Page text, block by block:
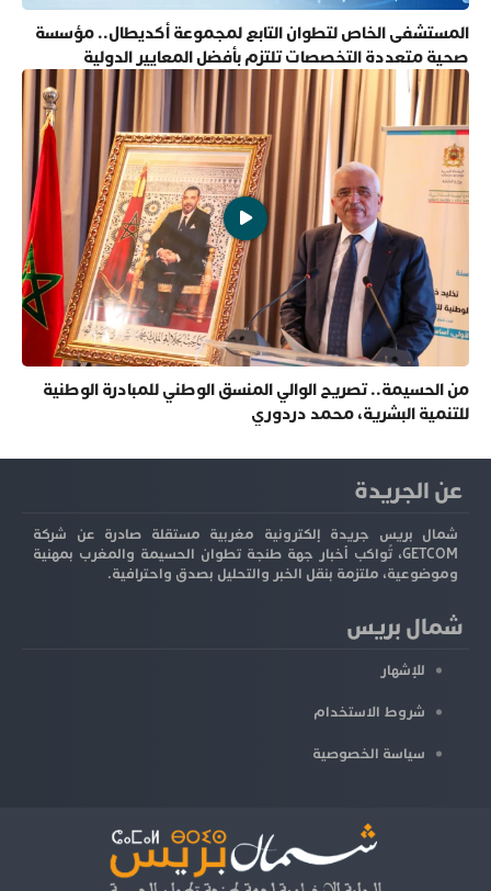
المستشفى الخاص لتطوان التابع لمجموعة أكديطال.. مؤسسة
صحية متعددة التخصصات تلتزم بأفضل المعايير الدولية
من الحسيمة.. تصريح الوالي المنسق الوطني للمبادرة الوطنية
للتنمية البشرية، محمد دردوري
عن الجريدة
شمال بريس جريدة إلكترونية مغربية مستقلة صادرة عن شركة
GETCOM، تُواكب أخبار جهة طنجة تطوان الحسيمة والمغرب بمهنية
وموضوعية، ملتزمة بنقل الخبر والتحليل بصدق واحترافية.
شمال بريس
للإشهار
شروط الاستخدام
سياسة الخصوصية